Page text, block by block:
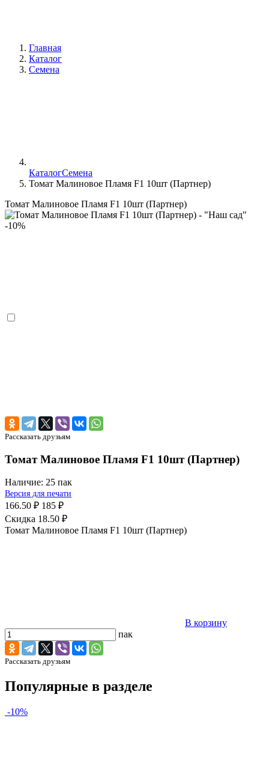
Главная
Каталог
Семена
КаталогСемена
Томат Малиновое Пламя F1 10шт (Партнер)
Томат Малиновое Пламя F1 10шт (Партнер)
-10%
Рассказать друзьям
Томат Малиновое Пламя F1 10шт (Партнер)
Наличие: 25 пак
Версия для печати
166.50 ₽ 185 ₽
Скидка 18.50 ₽
Томат Малиновое Пламя F1 10шт (Партнер)
В корзину
пак
Рассказать друзьям
Популярные в разделе
-10%